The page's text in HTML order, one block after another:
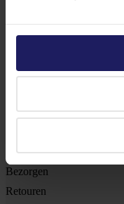
8102 HG Raalte
Betalen
Bezorgen
Retouren